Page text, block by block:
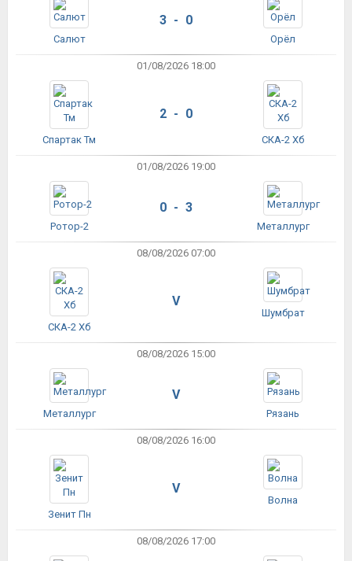
Салют
3 - 0
Орёл
01/08/2026 18:00
Спартак Тм
2 - 0
СКА-2 Хб
01/08/2026 19:00
Ротор-2
0 - 3
Металлург
08/08/2026 07:00
СКА-2 Хб
V
Шумбрат
08/08/2026 15:00
Металлург
V
Рязань
08/08/2026 16:00
Зенит Пн
V
Волна
08/08/2026 17:00